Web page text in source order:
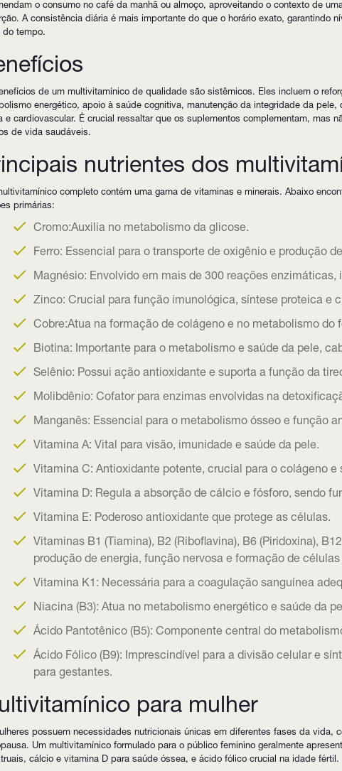
o consumo no café da manhã ou almoço, aproveitando o contexto de
A consistência diária é mais importante do que o horário exato, garantindo
do tempo.
de um multivitamínico de qualidade são sistêmicos. Eles incluem o
energético, apoio à saúde cognitiva, manutenção da integridade da
e cardiovascular. É crucial ressaltar que os suplementos complementam, mas
de vida saudáveis.
nutrientes dos
completo contém uma gama de vitaminas e minerais. Abaixo
primárias:
Cromo:Auxilia no metabolismo da glicose.
Ferro: Essencial para o transporte de oxigênio e produção
Magnésio: Envolvido em mais de 300 reações
Zinco: Crucial para função imunológica, síntese proteica e
Cobre:Atua na formação de colágeno e no metabolismo do
Biotina: Importante para o metabolismo e saúde da pele,
Selênio: Possui ação antioxidante e suporta a função da
Molibdênio: Cofator para enzimas envolvidas na
Manganês: Essencial para o metabolismo ósseo e função
Vitamina A: Vital para visão, imunidade e saúde da pele.
Vitamina C: Antioxidante potente, crucial para o colágeno e
Vitamina D: Regula a absorção de cálcio e fósforo, sendo
Vitamina E: Poderoso antioxidante que protege as células.
Vitaminas B1 (Tiamina), B2 (Riboflavina), B6 (Piridoxina),
produção de energia, função nervosa e formação de
Vitamina K1: Necessária para a coagulação sanguínea
Niacina (B3): Atua no metabolismo energético e saúde da
Ácido Pantotênico (B5): Componente central do
Ácido Fólico (B9): Imprescindível para a divisão celular e
para gestantes.
para mulher
possuem necessidades nutricionais únicas em diferentes fases da vida,
Um multivitamínico formulado para o público feminino geralmente
cálcio e vitamina D para saúde óssea, e ácido fólico crucial na idade fértil.